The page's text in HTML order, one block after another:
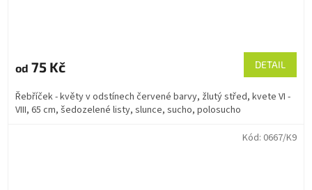
od 75 Kč DETAIL
Řebříček - květy v odstínech červené barvy, žlutý střed, kvete VI -
VIII, 65 cm, šedozelené listy, slunce, sucho, polosucho
Kód: 0667/K9